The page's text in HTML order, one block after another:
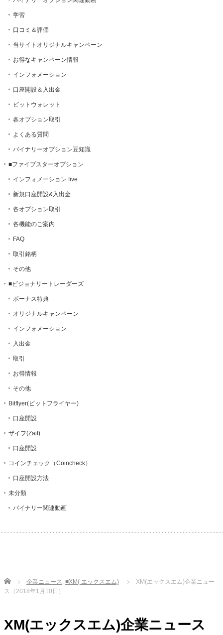
学習
口コミ＆評価
当サイトオリジナルキャンペーン
お得なキャンペーン情報
インフォメーション
口座開設＆入出金
ビットウォレット
各オプション取引
よくある質問
バイナリーオプション豆知識
■ファイブスターオプション
インフォメーション five
新規口座開設&入出金
各オプション取引
各機能のご案内
FAQ
取引銘柄
その他
■ビジョナリートレーダーズ
ボーナス特典
オリジナルキャンペーン
インフォメーション
入出金
取引
お得情報
その他
Bitflyer(ビットフライヤー)
口座開設
ザイフ(Zaif)
口座開設
コインチェック（Coincheck）
口座開設方法
未分類
バイナリー関連動画
Home 企業ニュース, ■XM( エックスエム)
XM(エックスエム)企業ニュー
ス（2018年1月10日）
XM(エックスエム)企業ニュース